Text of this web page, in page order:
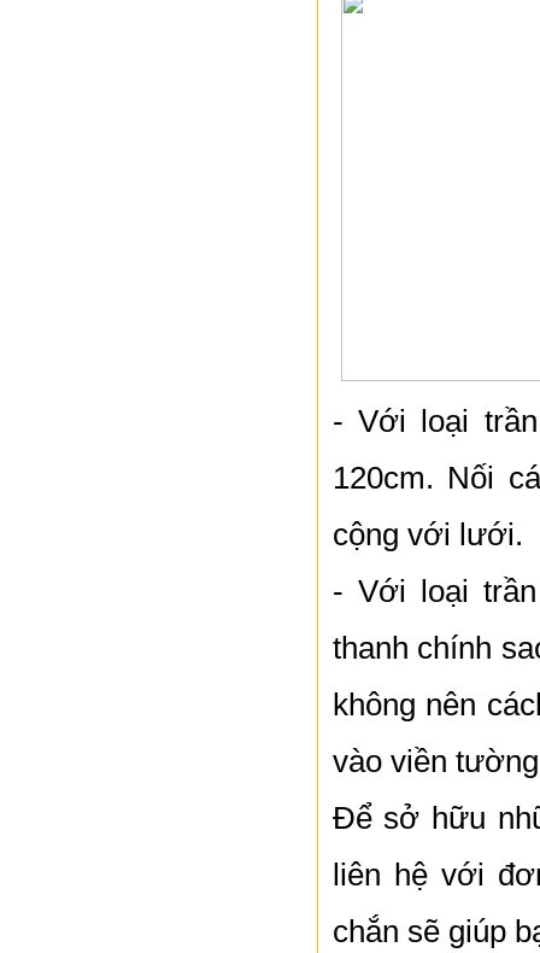
- Với loại
120cm. Nối
cộng với lưới.
- Với loại
thanh chính
không nên
vào viền
Để sở hữu
liên hệ với
chắn sẽ giúp